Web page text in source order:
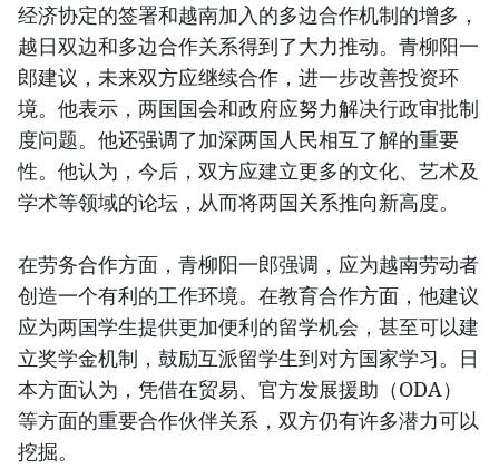
经济协定的签署和越南加入的多边合作机制的增多，
越日双边和多边合作关系得到了大力推动。青柳阳一
郎建议，未来双方应继续合作，进一步改善投资环
境。他表示，两国国会和政府应努力解决行政审批制
度问题。他还强调了加深两国人民相互了解的重要
性。他认为，今后，双方应建立更多的文化、艺术及
学术等领域的论坛，从而将两国关系推向新高度。
在劳务合作方面，青柳阳一郎强调，应为越南劳动者
创造一个有利的工作环境。在教育合作方面，他建议
应为两国学生提供更加便利的留学机会，甚至可以建
立奖学金机制，鼓励互派留学生到对方国家学习。日
本方面认为，凭借在贸易、官方发展援助（ODA）
等方面的重要合作伙伴关系，双方仍有许多潜力可以
挖掘。